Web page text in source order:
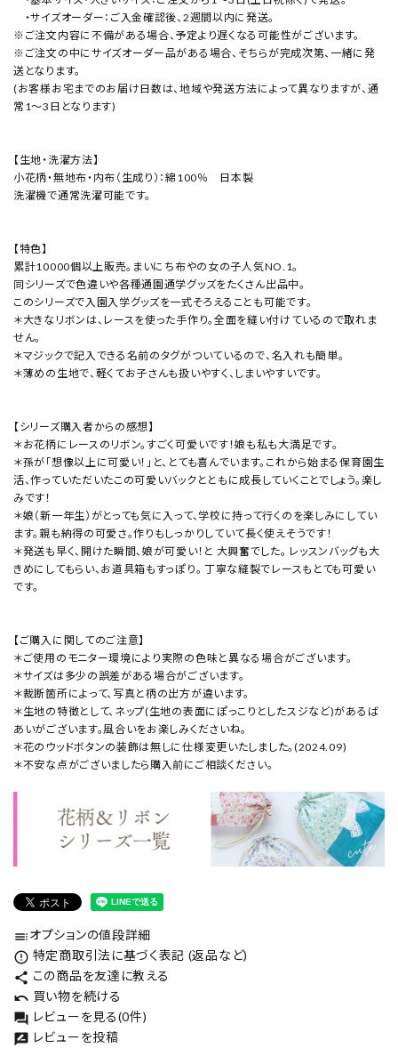
・サイズオーダー：ご入金確認後、2週間以内に発送。
※ご注文内容に不備がある場合、予定より遅くなる可能性がございます。
※ご注文の中にサイズオーダー品がある場合、そちらが完成次第、一緒に発
送となります。
(お客様お宅までのお届け日数は、地域や発送方法によって異なりますが、通
常1～3日となります)
【生地・洗濯方法】
小花柄・無地布・内布（生成り）：綿100％ 日本製
洗濯機で通常洗濯可能です。
【特色】
累計10000個以上販売。まいにち布やの女の子人気NO.1。
同シリーズで色違いや各種通園通学グッズをたくさん出品中。
このシリーズで入園入学グッズを一式そろえることも可能です。
＊大きなリボンは、レースを使った手作り。全面を縫い付けているので取れま
せん。
＊マジックで記入できる名前のタグがついているので、名入れも簡単。
＊薄めの生地で、軽くてお子さんも扱いやすく、しまいやすいです。
【シリーズ購入者からの感想】
＊お花柄にレースのリボン。すごく可愛いです！娘も私も大満足です。
＊孫が「想像以上に可愛い！」と、とても喜んでいます。これから始まる保育園生
活、作っていただいたこの可愛いバックとともに成長していくことでしょう。楽し
みです！
＊娘（新一年生）がとっても気に入って、学校に持って行くのを楽しみにしてい
ます。親も納得の可愛さ。作りもしっかりしていて長く使えそうです！
＊発送も早く、開けた瞬間、娘が可愛い！と 大興奮でした。 レッスンバッグも大
きめにしてもらい、お道具箱もすっぽり。 丁寧な縫製でレースもとても可愛い
です。
【ご購入に関してのご注意】
＊ご使用のモニター環境により実際の色味と異なる場合がございます。
＊サイズは多少の誤差がある場合がございます。
＊裁断箇所によって、写真と柄の出方が違います。
＊生地の特徴として、ネップ(生地の表面にぽっこりとしたスジなど)があるば
あいがございます。風合いをお楽しみくださいね。
＊花のウッドボタンの装飾は無しに仕様変更いたしました。(2024.09)
＊不安な点がございましたら購入前にご相談ください。
tocオプションの値段詳細
error_outline 特定商取引法に基づく表記 (返品など)
share この商品を友達に教える
undo 買い物を続ける
forum レビューを見る(0件)
rate_review レビューを投稿